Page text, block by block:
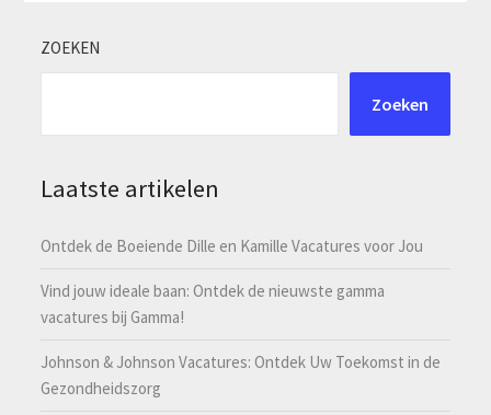
ZOEKEN
Zoeken
Laatste artikelen
Ontdek de Boeiende Dille en Kamille Vacatures voor Jou
Vind jouw ideale baan: Ontdek de nieuwste gamma
vacatures bij Gamma!
Johnson & Johnson Vacatures: Ontdek Uw Toekomst in de
Gezondheidszorg